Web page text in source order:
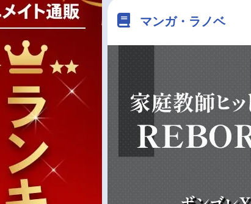
マンガ・ラノベ ゲーム・アプリ
声優記事一覧
マンガ・ラノベ